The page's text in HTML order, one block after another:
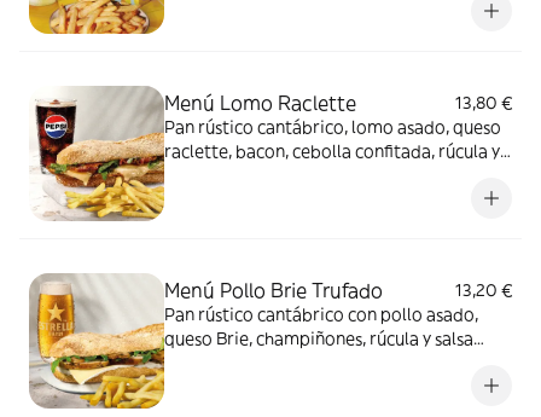
BBQ y especias smoky BBQ + Patatas fritas
Menú Lomo Raclette
13,80 €
Pan rústico cantábrico, lomo asado, queso
raclette, bacon, cebolla confitada, rúcula y
Menú Pollo Brie Trufado
13,20 €
Pan rústico cantábrico con pollo asado,
queso Brie, champiñones, rúcula y salsa